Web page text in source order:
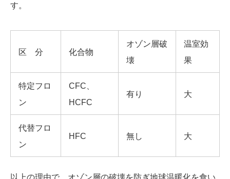
す。
区 分 化合物
オゾン層破
壊
温室効
果
特定フロ
ン
CFC、
HCFC
有り 大
代替フロ
ン
HFC 無し 大
以上の理由で、オゾン層の破壊を防ぎ地球温暖化を食い